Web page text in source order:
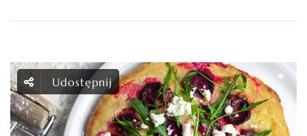
Udostępnij